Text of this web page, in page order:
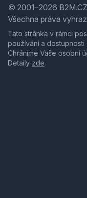
© 2001–2026
Všechna práva
Tato stránka v rámci
používání a
Chráníme Vaše osobní
Detaily zde.